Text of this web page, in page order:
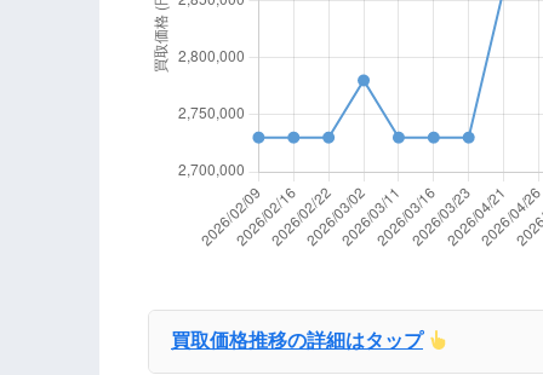
買取価格推移の詳細はタップ